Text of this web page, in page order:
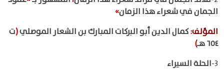
الجمان في شعراء هذا الزمان»
المؤلف:كمال الدين أبو البركات المبارك بن الشعار الموصلي(ت
٦٥٤ هـ
)
3- الحلة السيراء